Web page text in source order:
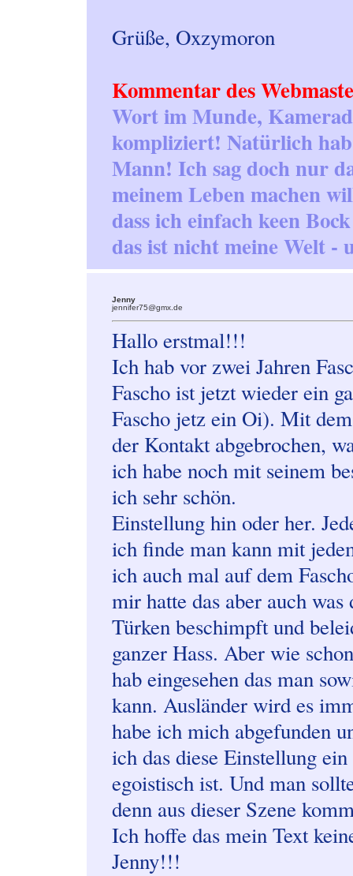
Grüße, Oxzymoron
Kommentar des
Wort im Munde,
kompliziert! Natürlich
Mann! Ich sag doch nur
meinem Leben machen
dass ich einfach keen
das ist nicht meine Welt -
Jenny
jennifer75@gmx.de
Hallo erstmal!!!
Ich hab vor zwei Jahren
Fascho ist jetzt wieder ein
Fascho jetz ein Oi). Mit
der Kontakt abgebrochen,
ich habe noch mit seinem
ich sehr schön.
Einstellung hin oder her.
ich finde man kann mit
ich auch mal auf dem
mir hatte das aber auch
Türken beschimpft und
ganzer Hass. Aber wie
hab eingesehen das man
kann. Ausländer wird es
habe ich mich abgefunden
ich das diese Einstellung
egoistisch ist. Und man
denn aus dieser Szene
Ich hoffe das mein Text
Jenny!!!